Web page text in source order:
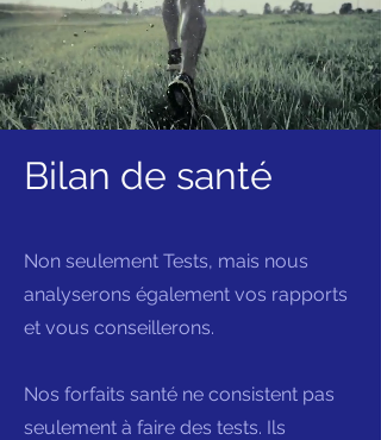
Bilan de santé
Non seulement Tests, mais nous
analyserons également vos rapports
et vous conseillerons.
Nos forfaits santé ne consistent pas
seulement à faire des tests. Ils